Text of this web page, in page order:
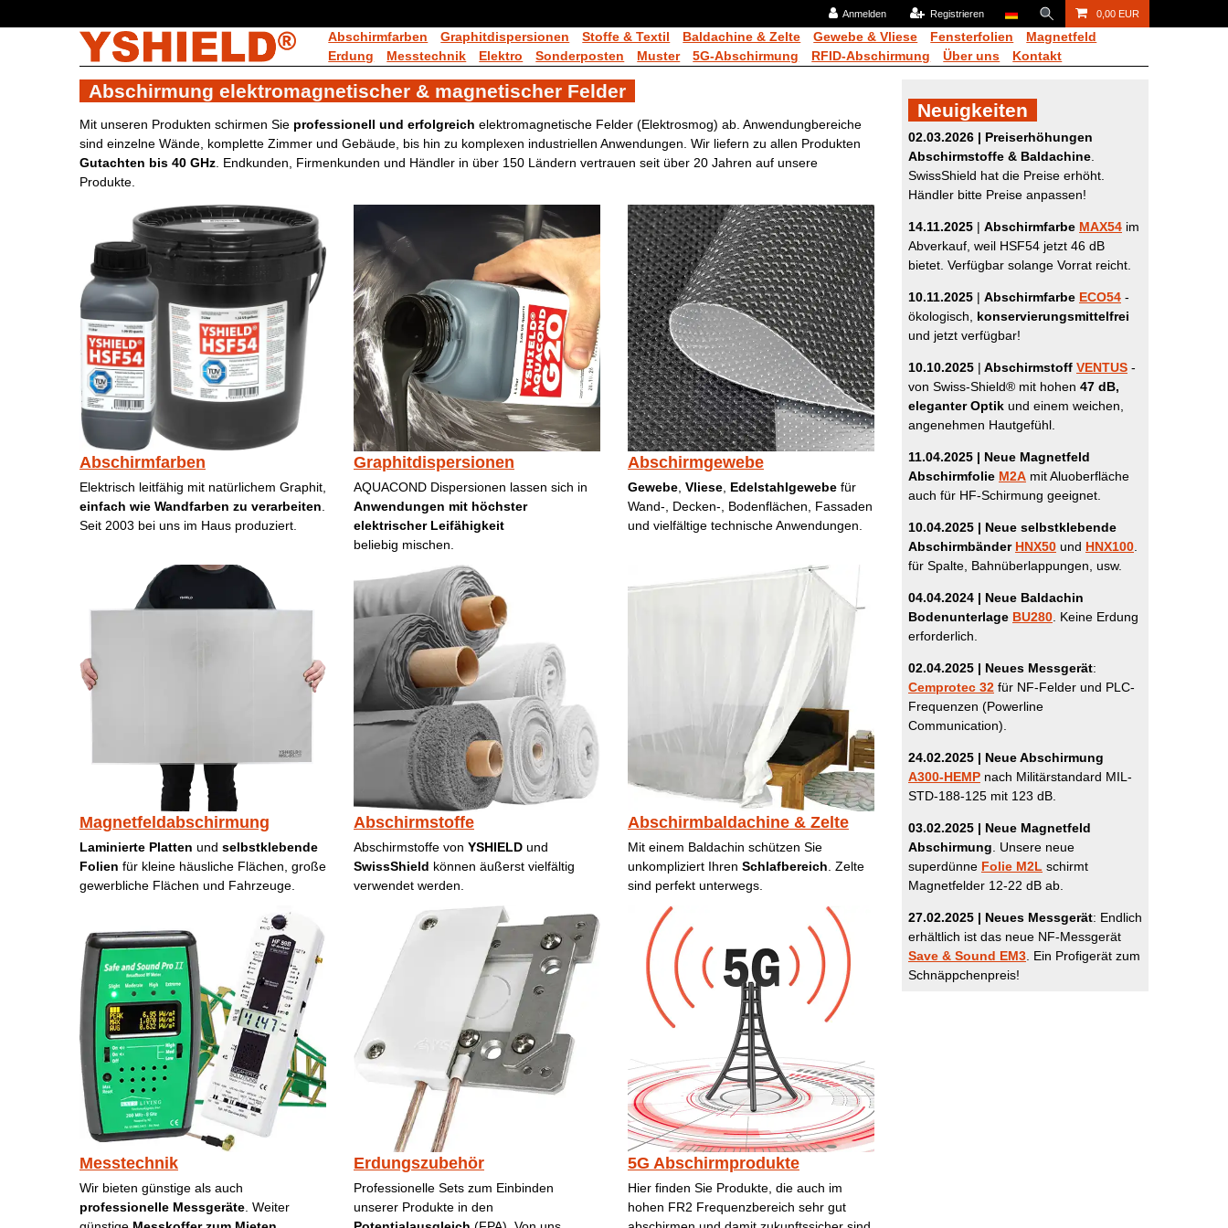
Anmelden Registrieren 0,00 EUR
Abschirmfarben Graphitdispersionen Stoffe & Textil Baldachine & Zelte Gewebe & Vliese Fensterfolien
Magnetfeld
Erdung
Messtechnik Elektro Sonderposten Muster 5G-Abschirmung RFID-Abschirmung Über uns Kontakt
Abschirmung elektromagnetischer & magnetischer Felder
Mit unseren Produkten schirmen Sie professionell und erfolgreich elektromagnetische Felder (Elektrosmog) ab. Anwendungbereiche
sind einzelne Wände, komplette Zimmer und Gebäude, bis hin zu komplexen industriellen Anwendungen. Wir liefern zu allen Produkten
Gutachten bis 40 GHz . Endkunden, Firmenkunden und Händler in über 150 Ländern vertrauen seit über 20 Jahren auf unsere
Produkte.
Abschirmfarben
Elektrisch leitfähig mit natürlichem Graphit,
einfach wie Wandfarben zu verarbeiten.
Seit 2003 bei uns im Haus produziert.
Graphitdispersionen
AQUACOND Dispersionen lassen sich in
Anwendungen mit höchster
elektrischer Leifähigkeit
beliebig mischen.
Abschirmgewebe
Gewebe, Vliese, Edelstahlgewebe für
Wand-, Decken-, Bodenflächen, Fassaden
und vielfältige technische Anwendungen.
Magnetfeldabschirmung
Laminierte Platten und selbstklebende
Folien für kleine häusliche Flächen, große
gewerbliche Flächen und Fahrzeuge.
Abschirmstoffe
Abschirmstoffe von YSHIELDund
SwissShield können äußerst vielfältig
verwendet werden.
Abschirmbaldachine & Zelte
Mit einem Baldachin schützen Sie
unkompliziert Ihren Schlafbereich. Zelte
sind perfekt unterwegs.
Messtechnik
Wir bieten günstige als auch
professionelle Messgeräte. Weiter
Erdungszubehör
Professionelle Sets zum Einbinden
unserer Produkte in den
5G Abschirmprodukte
Hier finden Sie Produkte, die auch im
hohen FR2 Frequenzbereich sehr gut
Neuigkeiten
02.03.2026 | Preiserhöhungen
Abschirmstoffe & Baldachine
SwissShield hat die Preise erhöht.
Händler bitte Preise anpassen!
14.11.2025 | Abschirmfarbe MAX54 im
Abverkauf, weil HSF54 jetzt 46 dB
bietet. Verfügbar solange Vorrat reicht.
10.11.2025 | Abschirmfarbe ECO54 -
ökologisch, konservierungsmittelfrei
und jetzt verfügbar!
10.10.2025 | Abschirmstoff VENTUS -
von Swiss-Shield® mit hohen 47 dB,
eleganter Optik und einem weichen,
angenehmen Hautgefühl.
11.04.2025 | Neue Magnetfeld
Abschirmfolie M2A mit Aluoberfläche
auch für HF-Schirmung geeignet.
10.04.2025 | Neue selbstklebende
Abschirmbänder HNX50 und HNX100
für Spalte, Bahnüberlappungen, usw.
04.04.2024 | Neue Baldachin
Bodenunterlage BU280 . Keine Erdung
erforderlich.
02.04.2025 | Neues Messgerät:
Cemprotec 32 für NF-Felder und PLC-
Frequenzen (Powerline
Communication).
24.02.2025 | Neue Abschirmung
A300-HEMP nach Militärstandard MIL-
STD-188-125 mit 123 dB.
03.02.2025 | Neue Magnetfeld
Abschirmung . Unsere neue
superdünne Folie M2L schirmt
Magnetfelder 12-22 dB ab.
27.02.2025 | Neues Messgerät: Endlich
erhältlich ist das neue NF-Messgerät
Save & Sound EM3 . Ein Profigerät zum
Schnäppchenpreis!